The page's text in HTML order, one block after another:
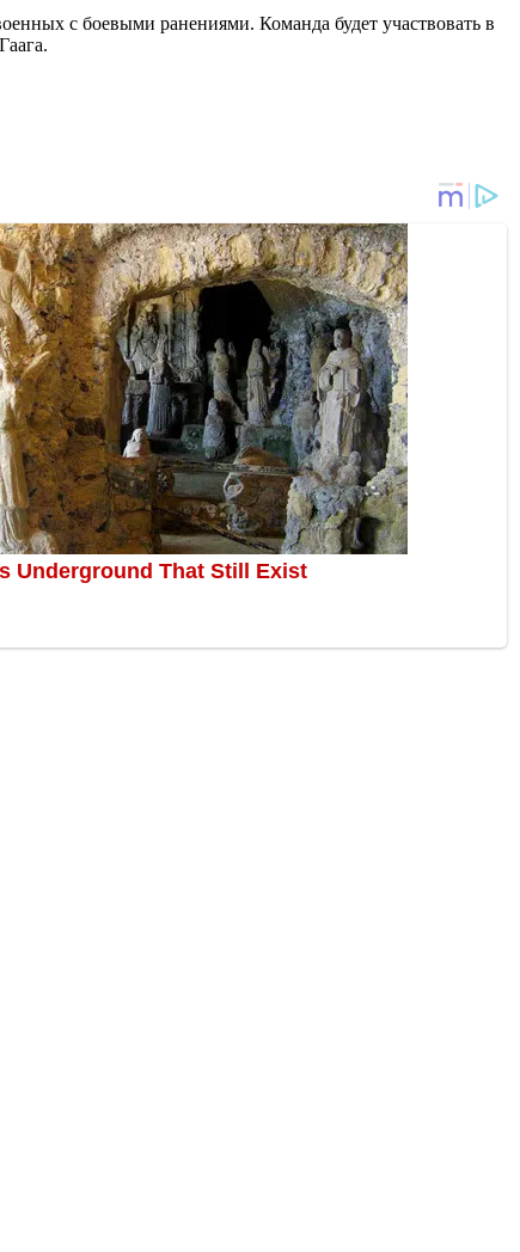
с боевыми ранениями. Команда будет участвовать в